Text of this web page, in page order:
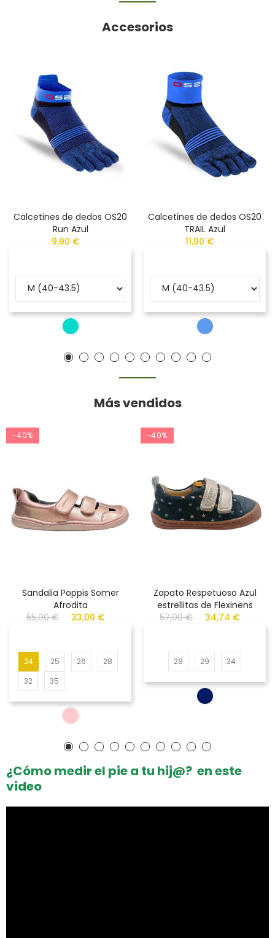
Accesorios
Calcetines de dedos OS20
Run Azul
9,90 €
Calcetines de dedos OS20
TRAIL Azul
11,90 €
Más vendidos
-40%
Sandalia Poppis Somer
Afrodita
55,00 €
33,00 €
24 25 26
28
32
35
-40%
Zapato Respetuoso Azul
estrellitas de Flexinens
57,90 €
34,74 €
28 29 34
¿Cómo medir el pie a tu hij@? en este
video